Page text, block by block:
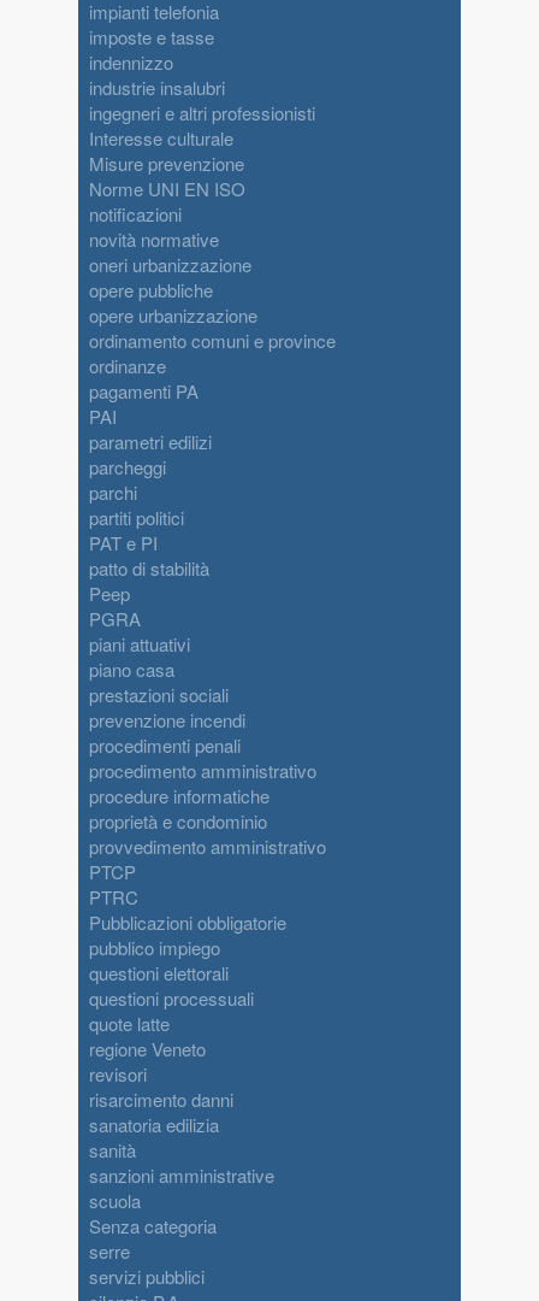
impianti telefonia
imposte e tasse
indennizzo
industrie insalubri
ingegneri e altri professionisti
Interesse culturale
Misure prevenzione
Norme UNI EN ISO
notificazioni
novità normative
oneri urbanizzazione
opere pubbliche
opere urbanizzazione
ordinamento comuni e province
ordinanze
pagamenti PA
PAI
parametri edilizi
parcheggi
parchi
partiti politici
PAT e PI
patto di stabilità
Peep
PGRA
piani attuativi
piano casa
prestazioni sociali
prevenzione incendi
procedimenti penali
procedimento amministrativo
procedure informatiche
proprietà e condominio
provvedimento amministrativo
PTCP
PTRC
Pubblicazioni obbligatorie
pubblico impiego
questioni elettorali
questioni processuali
quote latte
regione Veneto
revisori
risarcimento danni
sanatoria edilizia
sanità
sanzioni amministrative
scuola
Senza categoria
serre
servizi pubblici